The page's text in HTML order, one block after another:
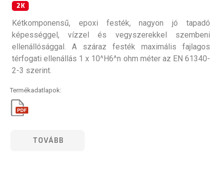
2K
Kétkomponensű, epoxi festék, nagyon jó tapadó
képességgel, vízzel és vegyszerekkel szembeni
ellenállósággal. A száraz festék maximális fajlagos
térfogati ellenállás 1 x 10^H6^n ohm méter az EN 61340-
2-3 szerint.
Termékadatlapok:
TOVÁBB